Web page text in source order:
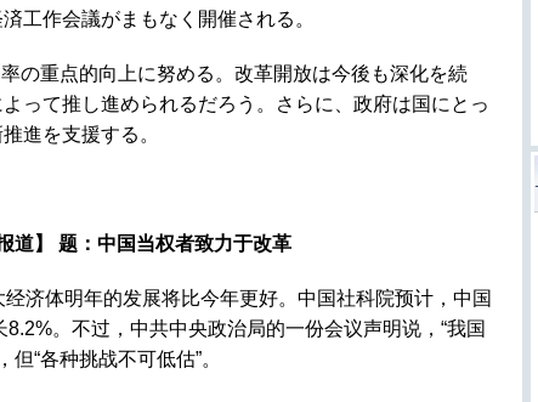
工作会議がまもなく開催される。
の重点的向上に努める。改革開放は今後も深化を続
って推し進められるだろう。さらに、政府は国にとっ
進を支援する。
道】 题：中国当权者致力于改革
济体明年的发展将比今年更好。中国社科院预计，中国
。不过，中共中央政治局的一份会议声明说，“我国
“各种挑战不可低估”。